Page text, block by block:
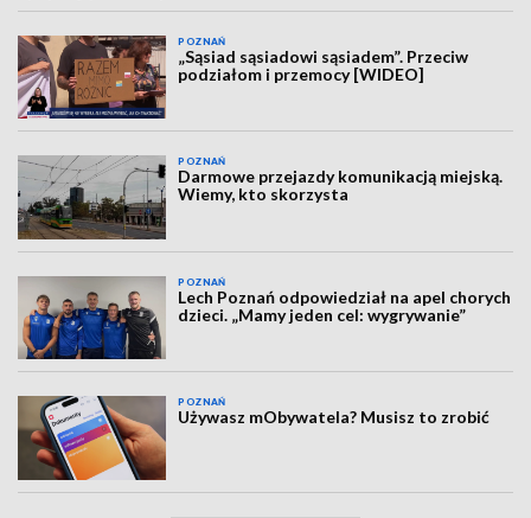
POZNAŃ
„Sąsiad sąsiadowi sąsiadem”. Przeciw
podziałom i przemocy [WIDEO]
POZNAŃ
Darmowe przejazdy komunikacją miejską.
Wiemy, kto skorzysta
POZNAŃ
Lech Poznań odpowiedział na apel chorych
dzieci. „Mamy jeden cel: wygrywanie”
POZNAŃ
Używasz mObywatela? Musisz to zrobić